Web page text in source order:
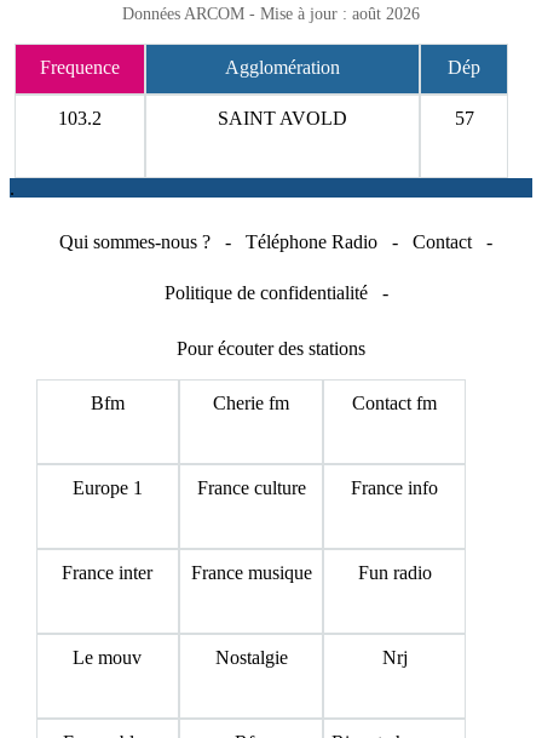
Données ARCOM - Mise à jour : août 2026
Frequence Agglomération Dép
103.2 SAINT AVOLD 57
.
Qui sommes-nous ? - Téléphone Radio - Contact -
Politique de confidentialité -
Pour écouter des stations
Bfm Cherie fm Contact fm
Europe 1 France culture France info
France inter France musique Fun radio
Le mouv Nostalgie Nrj